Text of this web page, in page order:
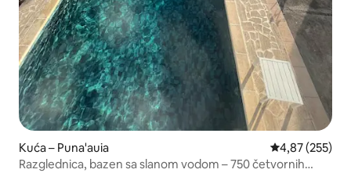
Kuća – Puna'auia Prosječna
4,87 (255)
Razglednica, bazen sa slanom vodom – 750 četvornih